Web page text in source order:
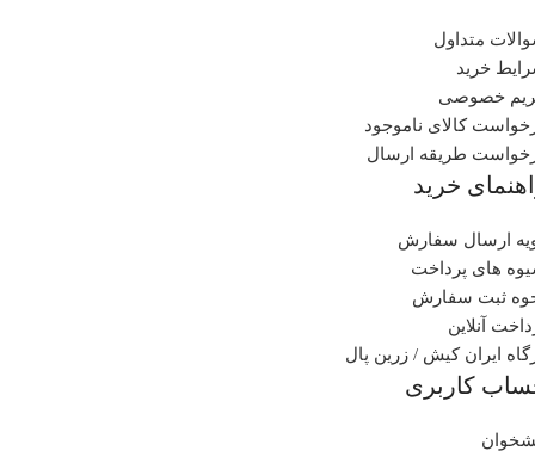
متداول
خرید
خصوصی
کالای ناموجود
طریقه ارسال
خرید
ارسال سفارش
های پرداخت
ثبت سفارش
آنلاین
ایران کیش / زرین پال
کاربری